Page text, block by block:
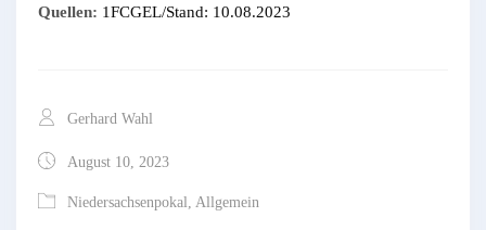
Quellen: 1FCGEL/Stand: 10.08.2023
Gerhard Wahl
August 10, 2023
Niedersachsenpokal Allgemein